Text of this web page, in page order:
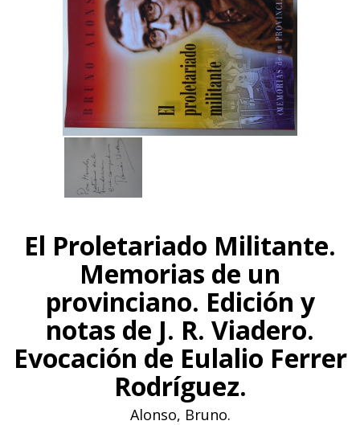
El Proletariado Militante.
Memorias de un
provinciano. Edición y
notas de J. R. Viadero.
Evocación de Eulalio Ferrer
Rodríguez.
Alonso, Bruno.